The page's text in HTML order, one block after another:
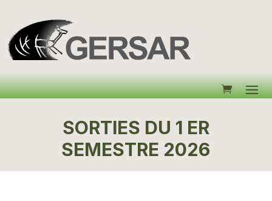
SORTIES DU 1 ER
SEMESTRE 2026